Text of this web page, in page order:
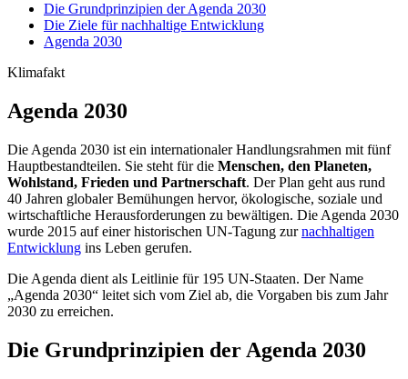
Die Grundprinzipien der Agenda 2030
Die Ziele für nachhaltige Entwicklung
Agenda 2030
Klimafakt
Agenda 2030
Die Agenda 2030 ist ein internationaler Handlungsrahmen mit fünf
Hauptbestandteilen. Sie steht für die Menschen, den Planeten,
Wohlstand, Frieden und Partnerschaft. Der Plan geht aus rund
40 Jahren globaler Bemühungen hervor, ökologische, soziale und
wirtschaftliche Herausforderungen zu bewältigen. Die Agenda 2030
wurde 2015 auf einer historischen UN-Tagung zurnachhaltigen
Entwicklung ins Leben gerufen.
Die Agenda dient als Leitlinie für 195 UN-Staaten. Der Name
„Agenda 2030“ leitet sich vom Ziel ab, die Vorgaben bis zum Jahr
2030 zu erreichen.
Die Grundprinzipien der Agenda 2030